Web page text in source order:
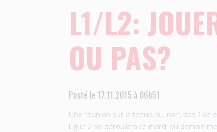
L1/L2:
OU PAS?
Posté le 17.11.2015 à 06h51
Une réunion sur la tenue, ou non, des 14e
Ligue 2 se déroulera ce mardi ou demain